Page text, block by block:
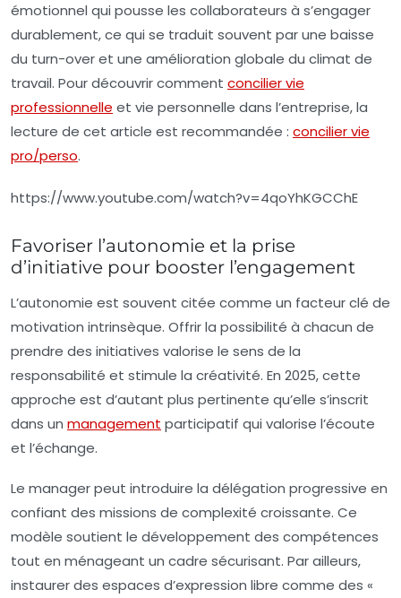
émotionnel qui pousse les collaborateurs à s’engager
durablement, ce qui se traduit souvent par une baisse
du turn-over et une amélioration globale du climat de
travail. Pour découvrir comment concilier vie
professionnelle et vie personnelle dans l’entreprise, la
lecture de cet article est recommandée : concilier vie
pro/perso.
https://www.youtube.com/watch?v=4qoYhKGCChE
Favoriser l’autonomie et la prise
d’initiative pour booster l’engagement
L’autonomie est souvent citée comme un facteur clé de
motivation intrinsèque. Offrir la possibilité à chacun de
prendre des initiatives valorise le sens de la
responsabilité et stimule la créativité. En 2025, cette
approche est d’autant plus pertinente qu’elle s’inscrit
dans un management participatif qui valorise l’écoute
et l’échange.
Le manager peut introduire la délégation progressive en
confiant des missions de complexité croissante. Ce
modèle soutient le développement des compétences
tout en ménageant un cadre sécurisant. Par ailleurs,
instaurer des espaces d’expression libre comme des «